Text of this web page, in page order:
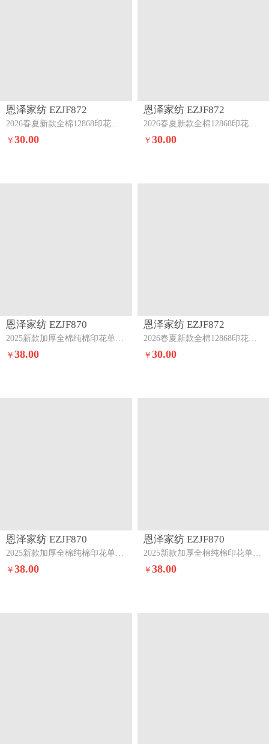
恩泽家纺 EZJF872
2026春夏新款全棉12868印花四件套单品系列-单被套（提供，预留缩水率）苹果小猫咪
￥30.00
恩泽家纺 EZJF872
2026春夏新款全棉12868印花四件套单品系列-单被套（提供，预留缩水率）花季少女
￥ 30.00
恩泽家纺 EZJF870
2025新款加厚全棉纯棉印花单被套-第二批晚风梦粉
￥38.00
恩泽家纺 EZJF872
2026春夏新款全棉12868印花四件套单品系列-单被套（提供，预留缩水率）樱桃兔
￥ 30.00
恩泽家纺 EZJF870
2025新款加厚全棉纯棉印花单被套-第二批小甜心
￥38.00
恩泽家纺 EZJF870
2025新款加厚全棉纯棉印花单被套-第二批洛琳粉
￥ 38.00